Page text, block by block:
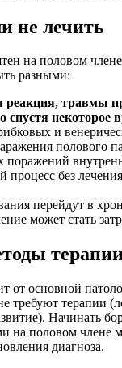
не лечить
на половом
разными:
реакция, травмы
спустя некоторое
и
полового
поражений
процесс без
перейдут в
может стать
от основной
требуют терапии
Начинать
на половом члене
диагноза.